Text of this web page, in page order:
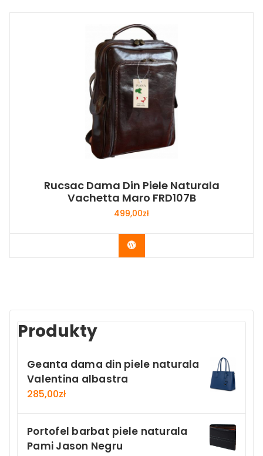
Rucsac Dama Din Piele Naturala
Vachetta Maro FRD107B
499,00zł
Buy Now
Produkty
Geanta dama din piele naturala
Valentina albastra
285,00zł
Portofel barbat piele naturala
Pami Jason Negru